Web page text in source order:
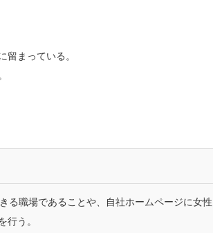
まっている。
る職場であることや、自社ホームページに女性
行う。